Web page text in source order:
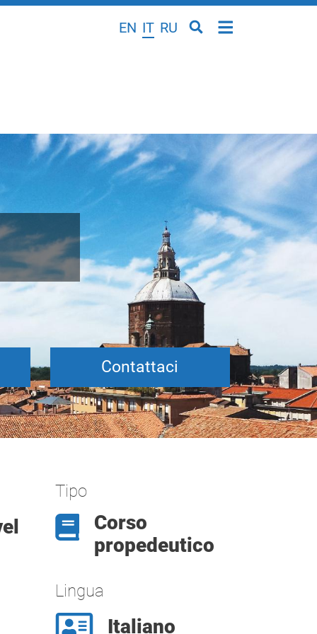
EN IT RU
Contattaci
Tipo
Corso
propedeutico
Lingua
Italiano